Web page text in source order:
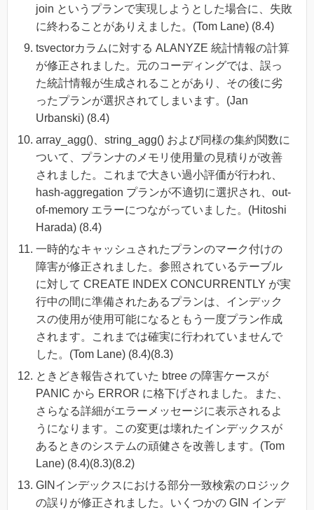
join というプランで実現しようとした場合に、失敗
に終わることがありえました。(Tom Lane) (8.4)
tsvectorカラムに対する ALANYZE 統計情報の計算
が修正されました。元のコーディングでは、誤っ
た統計情報が生成されることがあり、その後に劣
ったプランが選択されてしまいます。(Jan
Urbanski) (8.4)
array_agg()、string_agg() および同様の集約関数に
ついて、プランナのメモリ使用量の見積りが改善
されました。これまで大きい過小評価が行われ、
hash-aggregation プランが不適切に選択され、out-
of-memory エラーにつながっていました。(Hitoshi
Harada) (8.4)
一時的なキャッシュされたプランのマーク付けの
障害が修正されました。参照されているテーブル
に対して CREATE INDEX CONCURRENTLY が実
行中の間に準備されたあるプランは、インデック
スの使用が使用可能になるともう一度プラン作成
されます。これまでは確実に行われていませんで
した。(Tom Lane) (8.4)(8.3)
ときどき報告されていた btree の障害ケースが
PANIC から ERROR に格下げされました。また、
さらなる詳細がエラーメッセージに表示されるよ
うになります。この変更は壊れたインデックスが
あるときのシステムの頑健さを改善します。(Tom
Lane) (8.4)(8.3)(8.2)
GINインデックスにおける部分一致検索のロジック
の誤りが修正されました。いくつかの GIN インデ